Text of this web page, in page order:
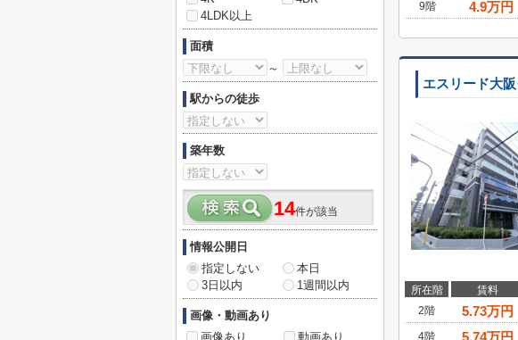
9階
4.9万円
エスリード大
所在階 賃料
2階
5.73万円
4階
5.74万円
4LDK以上
面積
～
駅からの徒歩
築年数
14件が該当
情報公開日
指定しない
本日
3日以内
1週間以内
画像・動画あり
画像あり
動画あり